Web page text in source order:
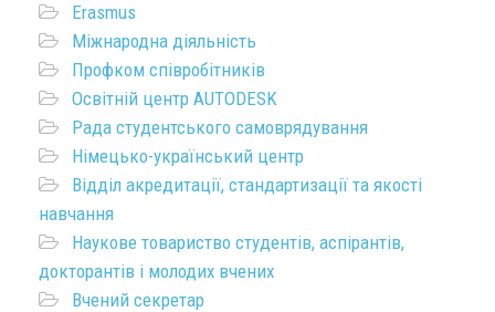
Erasmus
Міжнародна діяльність
Профком співробітників
Освітній центр AUTODESK
Рада студентського самоврядування
Німецько-український центр
Відділ акредитації, стандартизації та якості
навчання
Наукове товариство студентів, аспірантів,
докторантів і молодих вчених
Вчений секретар